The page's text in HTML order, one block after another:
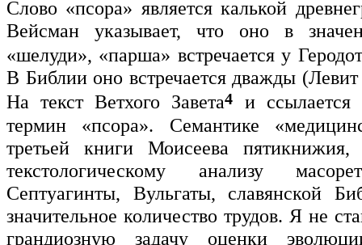
Слово «псора» является калькой
Вейсман указывает, что оно в
«шелуди», «парша» встречается у
В Библии оно встречается дважды
На текст Ветхого Завета4
и ссылается
термин «псора». Семантике
третьей книги Моисеева пятикнижия,
текстологическому анализу
Септуагинты, Вульгаты, славянской
значительное количество трудов. Я не
грандиозную задачу оценки